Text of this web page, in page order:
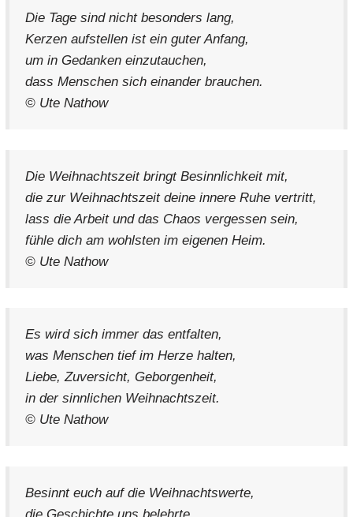
Die Tage sind nicht besonders lang,
Kerzen aufstellen ist ein guter Anfang,
um in Gedanken einzutauchen,
dass Menschen sich einander brauchen.
© Ute Nathow
Die Weihnachtszeit bringt Besinnlichkeit mit,
die zur Weihnachtszeit deine innere Ruhe vertritt,
lass die Arbeit und das Chaos vergessen sein,
fühle dich am wohlsten im eigenen Heim.
© Ute Nathow
Es wird sich immer das entfalten,
was Menschen tief im Herze halten,
Liebe, Zuversicht, Geborgenheit,
in der sinnlichen Weihnachtszeit.
© Ute Nathow
Besinnt euch auf die Weihnachtswerte,
die Geschichte uns belehrte,